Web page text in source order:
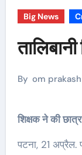
Big News
By om
शिक्षक ने की
पटना, 21